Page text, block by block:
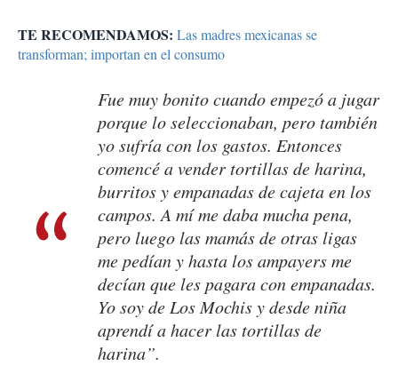
TE RECOMENDAMOS: Las madres mexicanas se
transforman; importan en el consumo
Fue muy bonito cuando empezó a jugar
porque lo seleccionaban, pero también
yo sufría con los gastos. Entonces
comencé a vender tortillas de harina,
burritos y empanadas de cajeta en los
campos. A mí me daba mucha pena,
pero luego las mamás de otras ligas
me pedían y hasta los ampayers me
decían que les pagara con empanadas.
Yo soy de Los Mochis y desde niña
aprendí a hacer las tortillas de
harina”.